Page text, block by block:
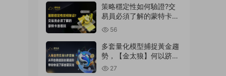
策略穩定性如何驗證?交
易員必須了解的蒙特卡洛
模拟
56
多套量化模型捕捉黃金趨
勢，【金太狼】何以跻身
明星信号源榜單?
27